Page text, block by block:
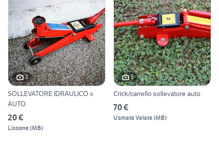
3
SOLLEVATORE IDRAULICO x
AUTO
20 €
Lissone(MB)
5
Crick/carrello sollevatore auto
70 €
Usmate Velate(MB)